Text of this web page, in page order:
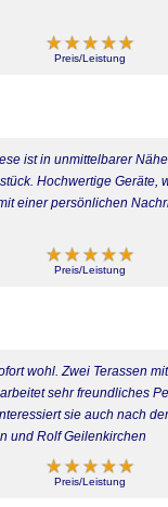
Preis/Leistung
ist in unmittelbarer
Hochwertige Geräte,
einer persönlichen
Preis/Leistung
wohl. Zwei Terassen
sehr freundliches
sie auch nach
und Rolf Geilenkirchen
Preis/Leistung